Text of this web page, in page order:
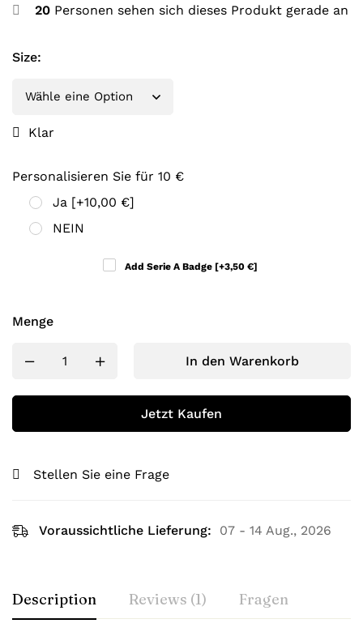
20 Personen sehen sich dieses Produkt gerade an
Size:
Klar
Personalisieren Sie für 10 €
Ja [+10,00 €]
NEIN
Add Serie A Badge [+3,50 €]
Menge
In den Warenkorb
Jetzt Kaufen
Stellen Sie eine Frage
Voraussichtliche Lieferung: 07 - 14 Aug., 2026
Description Reviews (1) Fragen